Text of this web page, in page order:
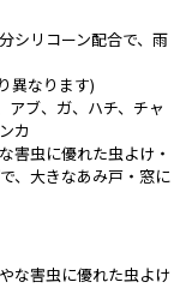
シリコーン配合で、雨
異なります)
アブ、ガ、ハチ、チャ
カ
害虫に優れた虫よけ・
、大きなあみ戸・窓に
な害虫に優れた虫よけ